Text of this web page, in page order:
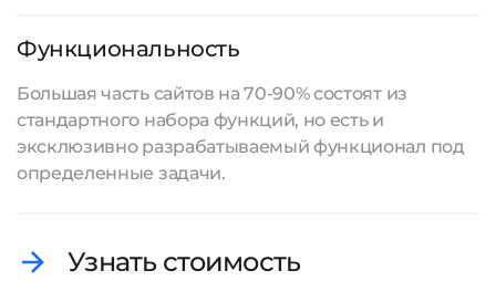
Функциональность
Большая часть сайтов на 70-90% состоят из
стандартного набора функций, но есть и
эксклюзивно разрабатываемый функционал под
определенные задачи.
Узнать стоимость